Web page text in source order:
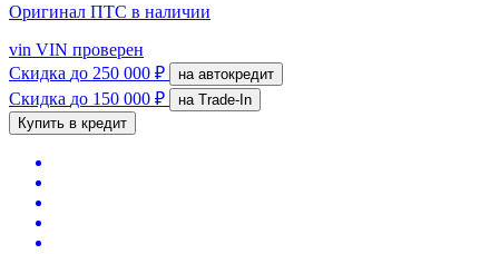
Оригинал ПТС в наличии
vin VIN проверен
Скидка до 250 000 ₽ на автокредит
Скидка до 150 000 ₽
на Trade-In
Купить в кредит